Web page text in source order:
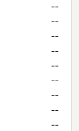
--
--
--
--
--
--
--
--
--